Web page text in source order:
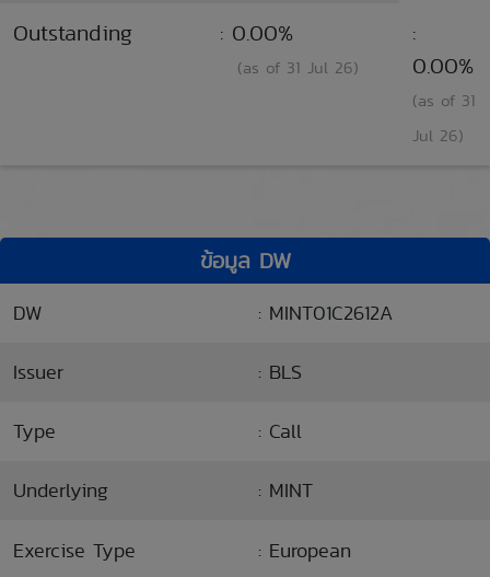
Outstanding : 0.00%
(as of 31 Jul 26)
:
0.00%
(as of 31
Jul 26)
ข้อมูล DW
DW : MINT01C2612A
Issuer : BLS
Type : Call
Underlying : MINT
Exercise Type : European